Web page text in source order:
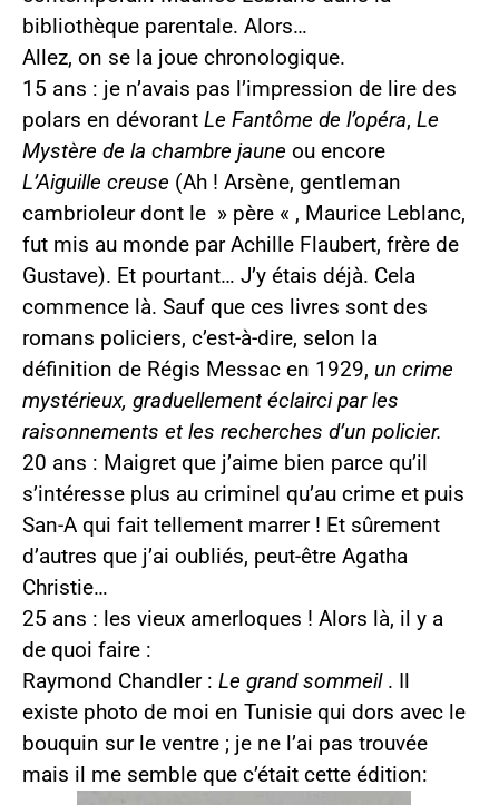
bibliothèque parentale. Alors…
Allez, on se la joue chronologique.
15 ans : je n’avais pas l’impression de lire des
polars en dévorant Le Fantôme de l’opéra, Le
Mystère de la chambre jaune ou encore
L’Aiguille creuse (Ah ! Arsène, gentleman
cambrioleur dont le » père « , Maurice Leblanc,
fut mis au monde par Achille Flaubert, frère de
Gustave). Et pourtant… J’y étais déjà. Cela
commence là. Sauf que ces livres sont des
romans policiers, c’est-à-dire, selon la
définition de Régis Messac en 1929, un crime
mystérieux, graduellement éclairci par les
raisonnements et les recherches d’un policier.
20 ans : Maigret que j’aime bien parce qu’il
s’intéresse plus au criminel qu’au crime et puis
San-A qui fait tellement marrer ! Et sûrement
d’autres que j’ai oubliés, peut-être Agatha
Christie…
25 ans : les vieux amerloques ! Alors là, il y a
de quoi faire :
Raymond Chandler : Le grand sommeil. Il
existe photo de moi en Tunisie qui dors avec le
bouquin sur le ventre ; je ne l’ai pas trouvée
mais il me semble que c’était cette édition: